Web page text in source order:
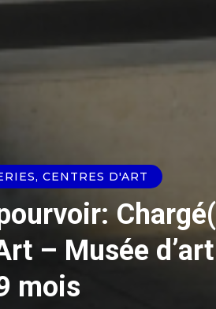
CENTRES D'ART
– Musée
mois